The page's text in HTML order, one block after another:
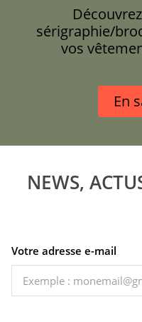
sérigraphie/
vos
En
NEWS,
Votre adresse e-mail